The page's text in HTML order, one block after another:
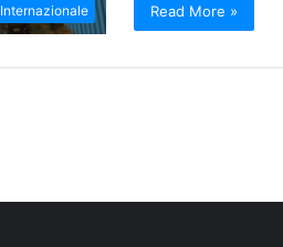
Internazionale Read More »